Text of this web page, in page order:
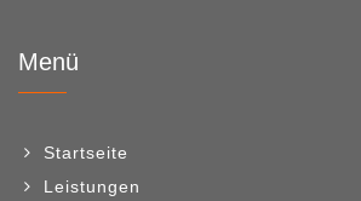
Menü
Startseite
Leistungen